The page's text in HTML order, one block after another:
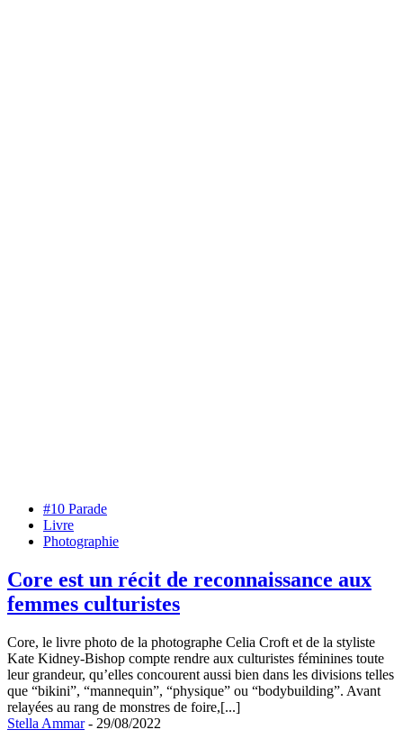
#10 Parade
Livre
Photographie
Core est un récit de reconnaissance aux
femmes culturistes
Core, le livre photo de la photographe Celia Croft et de la styliste
Kate Kidney-Bishop compte rendre aux culturistes féminines toute
leur grandeur, qu’elles concourent aussi bien dans les divisions telles
que “bikini”, “mannequin”, “physique” ou “bodybuilding”. Avant
relayées au rang de monstres de foire,[...]
Stella Ammar- 29/08/2022